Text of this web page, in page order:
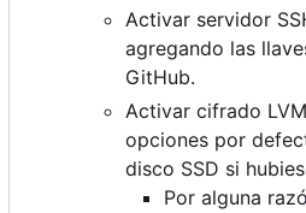
Activar servidor
agregando las
GitHub.
Activar cifrado
opciones por
disco SSD si
Por alguna